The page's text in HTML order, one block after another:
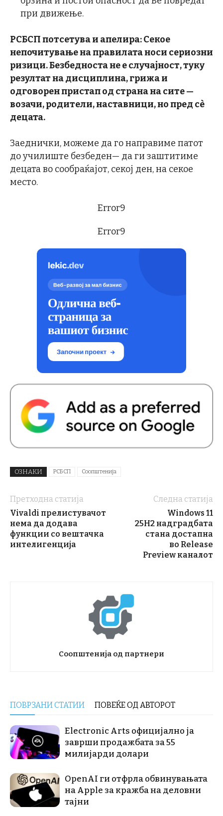
при движење.
РСБСП потсетува и апелира: Секое
непочитување на правилата носи сериозни
ризици. Безбедноста не е случајност, туку
резултат на дисциплина, грижа и
одговорен пристап од страна на сите —
возачи, родители, наставници, но пред сѐ
децата.
Заеднички, можеме да го направиме патот
до училиште безбеден— да ги заштитиме
децата во сообраќајот, секој ден, на секое
место.
Error9
Error9
ОЗНАКИ РСБСП Соопштенија
Претходна статија
Vivaldi прелистувачот
нема да додава
функции со вештачка
интелигенција
Следна статија
Windows 11
25H2 надградбата
стана достапна
во Release
Preview каналот
Соопштенија од партнери
ПОВРЗАНИ СТАТИИ ПОВЕЌЕ ОД АВТОРОТ
Electronic Arts официјално ја
заврши продажбата за 55
милијарди долари
OpenAI ги отфрла обвинувањата
на Apple за кражба на деловни
тајни